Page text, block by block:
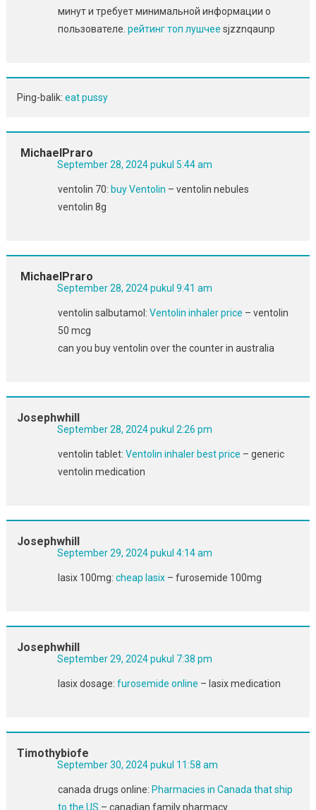
минут и требует минимальной информации о
пользователе. рейтинг топ лушчее sjzznqaunp
Ping-balik: eat pussy
MichaelPraro
September 28, 2024 pukul 5:44 am
ventolin 70: buy Ventolin – ventolin nebules
ventolin 8g
MichaelPraro
September 28, 2024 pukul 9:41 am
ventolin salbutamol: Ventolin inhaler price – ventolin
50 mcg
can you buy ventolin over the counter in australia
Josephwhill
September 28, 2024 pukul 2:26 pm
ventolin tablet: Ventolin inhaler best price – generic
ventolin medication
Josephwhill
September 29, 2024 pukul 4:14 am
lasix 100mg: cheap lasix– furosemide 100mg
Josephwhill
September 29, 2024 pukul 7:38 pm
lasix dosage: furosemide online – lasix medication
Timothybiofe
September 30, 2024 pukul 11:58 am
canada drugs online: Pharmacies in Canada that ship
to the US – canadian family pharmacy